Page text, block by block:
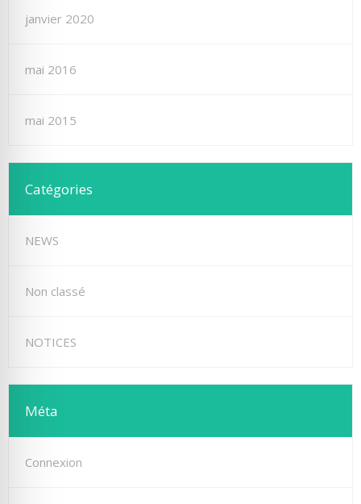
janvier 2020
mai 2016
mai 2015
Catégories
NEWS
Non classé
NOTICES
Méta
Connexion